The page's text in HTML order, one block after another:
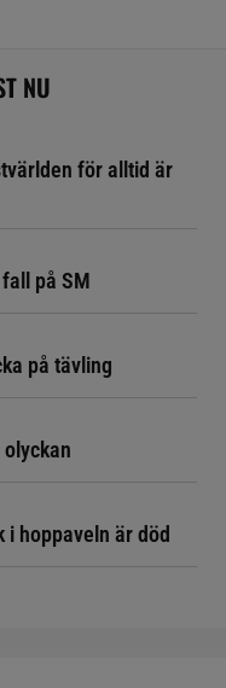
NU
för alltid är
på SM
på tävling
i hoppaveln är död